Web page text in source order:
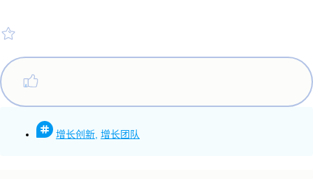
增长创新 增长团队